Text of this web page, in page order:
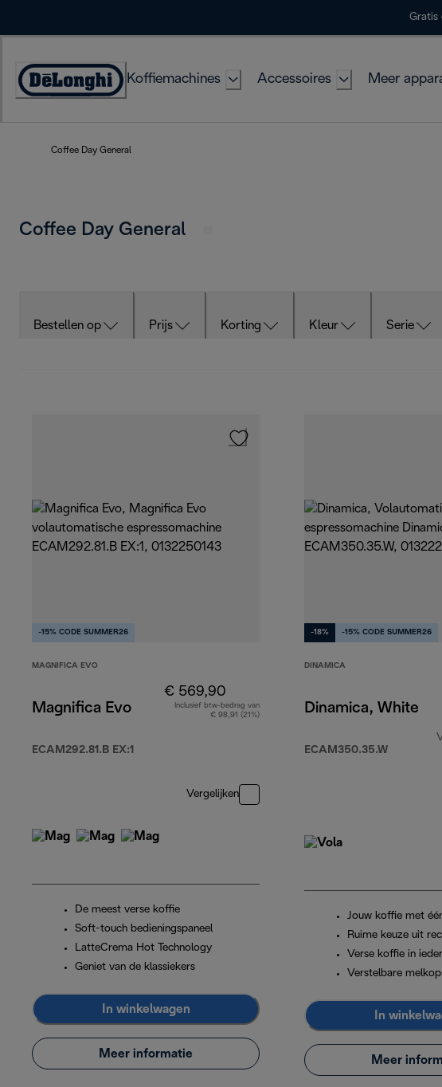
Gratis
Accessibility
Koffiemachines Accessoires Meer
Coffee Day General
Coffee Day General
Bestellen op Prijs Korting Kleur Serie
-15% CODE SUMMER26
MAGNIFICA EVO
Magnifica Evo
ECAM292.81.B EX:1
€ 569,90
Inclusief btw-bedrag van
€ 98,91 (21%)
Vergelijken
De meest verse koffie
Soft-touch bedieningspaneel
LatteCrema Hot Technology
Geniet van de klassiekers
In winkelwagen
Meer informatie
-18% -15% CODE SUMMER26
DINAMICA
Dinamica, White
ECAM350.35.W
Jouw koffie met
Ruime keuze uit
Verse koffie in
Verstelbare
In
Meer